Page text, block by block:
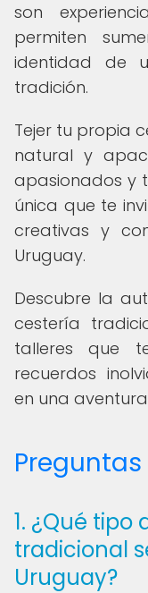
son
permiten
identidad de
tradición.
Tejer tu propia
natural y
apasionados y
única que te
creativas y
Uruguay.
Descubre la
cestería
talleres que
recuerdos
en una
1. ¿Qué
tradicional
Uruguay?